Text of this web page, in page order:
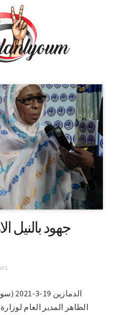
جهود بالنيل
الطاهر المدير العام